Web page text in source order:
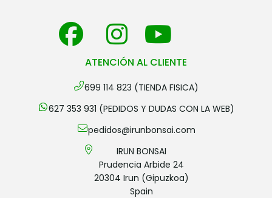
ATENCIÓN AL CLIENTE
699 114 823 (TIENDA FISICA)
627 353 931 (PEDIDOS Y DUDAS CON LA WEB)
pedidos@irunbonsai.com
IRUN BONSAI
Prudencia Arbide 24
20304 Irun (Gipuzkoa)
Spain